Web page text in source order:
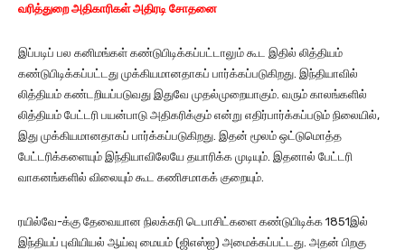
வரித்துறை அதிகாரிகள் அதிரடி சோதனை
இப்படிப் பல கனிமங்கள் கண்டுபிடிக்கப்பட்டாலும் கூட இதில் லித்தியம்
கண்டுபிடிக்கப்பட்டது முக்கியமானதாகப் பார்க்கப்படுகிறது. இந்தியாவில்
லித்தியம் கண்டறியப்படுவது இதுவே முதல்முறையாகும். வரும் காலங்களில்
லித்தியம் பேட்டரி பயன்பாடு அதிகரிக்கும் என்று எதிர்பார்க்கப்படும் நிலையில்,
இது முக்கியமானதாகப் பார்க்கப்படுகிறது. இதன் மூலம் ஒட்டுமொத்த
பேட்டரிக்களையும் இந்தியாவிலேயே தயாரிக்க முடியும். இதனால் பேட்டரி
வாகனங்களில் விலையும் கூட கணிசமாகக் குறையும்.
ரயில்வே-க்கு தேவையான நிலக்கரி டெபாசிட்களை கண்டுபிடிக்க 1851இல்
இந்தியப் புவியியல் ஆய்வு மையம் (ஜிஎஸ்ஐ) அமைக்கப்பட்டது. அதன் பிறகு